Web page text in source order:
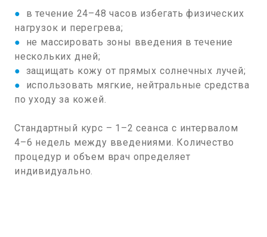
● в течение 24–48 часов избегать физических
нагрузок и перегрева;
● не массировать зоны введения в течение
нескольких дней;
● защищать кожу от прямых солнечных лучей;
● использовать мягкие, нейтральные средства
по уходу за кожей.
Стандартный курс – 1–2 сеанса с интервалом
4–6 недель между введениями. Количество
процедур и объем врач определяет
индивидуально.